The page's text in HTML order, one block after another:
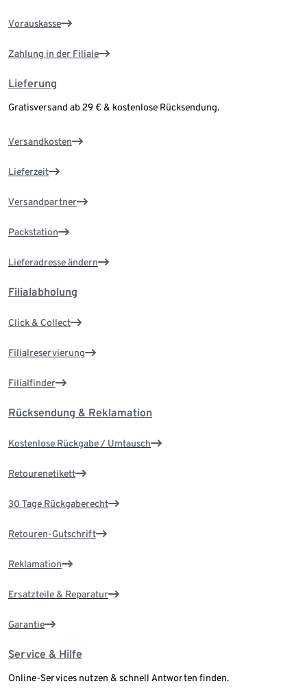
Vorauskasse
Zahlung in der Filiale
Lieferung
Gratisversand ab 29 € & kostenlose Rücksendung.
Versandkosten
Lieferzeit
Versandpartner
Packstation
Lieferadresse ändern
Filialabholung
Click & Collect
Filialreservierung
Filialfinder
Rücksendung & Reklamation
Kostenlose Rückgabe / Umtausch
Retourenetikett
30 Tage Rückgaberecht
Retouren-Gutschrift
Reklamation
Ersatzteile & Reparatur
Garantie
Service & Hilfe
Online-Services nutzen & schnell Antworten finden.